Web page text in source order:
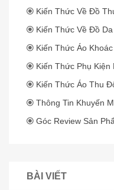
Kiến Thức Về Đồ
Kiến Thức Về Đồ Da
Kiến Thức Áo
Kiến Thức Phụ Kiện
Kiến Thức Áo Thu
Thông Tin Khuyến
Góc Review Sản
BÀI VIẾT